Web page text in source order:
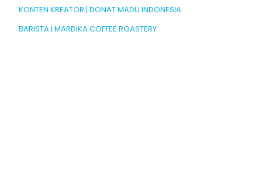
KONTEN KREATOR | DONAT MADU INDONESIA
BARISTA | MARDIKA COFFEE ROASTERY